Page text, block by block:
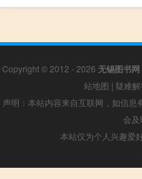
Copyright © 2012 - 2026 无锡图书网
站地图 | 疑难
声明：本站内容来自互联网，如信
会
本站仅为个人兴趣爱